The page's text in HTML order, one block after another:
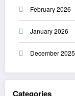
February 2026
January 2026
December 2025
Categories